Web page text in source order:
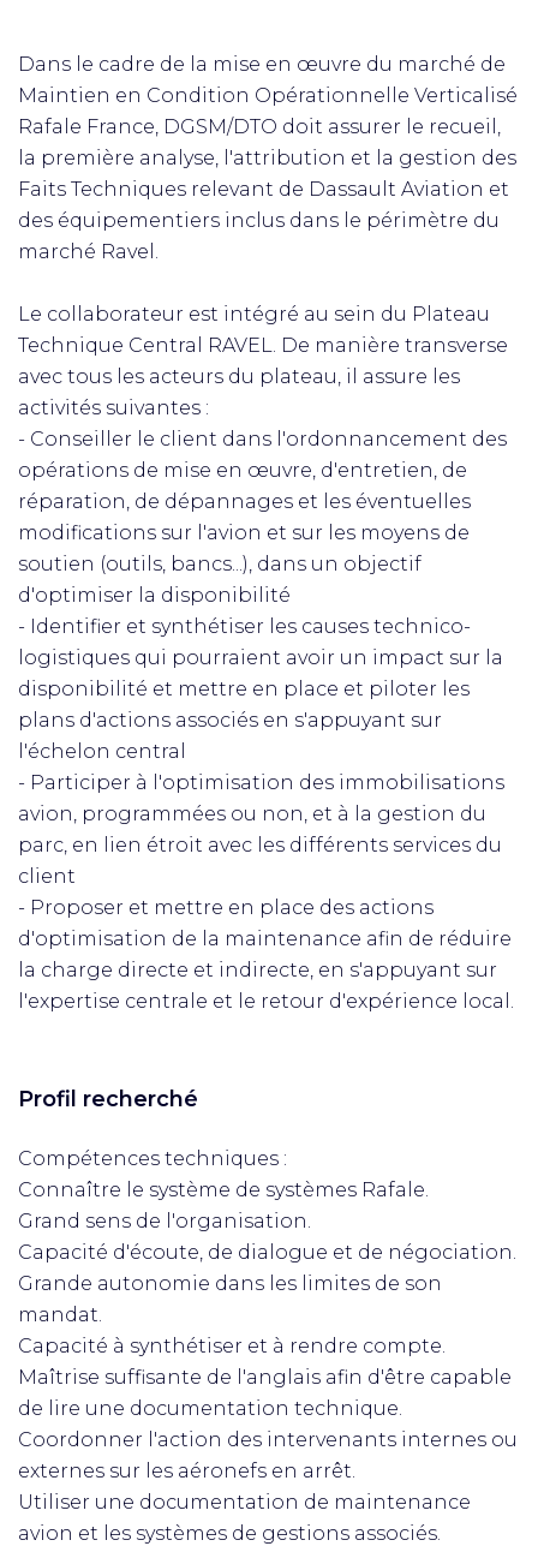
Dans le cadre de la mise en œuvre du marché de
Maintien en Condition Opérationnelle Verticalisé
Rafale France, DGSM/DTO doit assurer le recueil,
la première analyse, l'attribution et la gestion des
Faits Techniques relevant de Dassault Aviation et
des équipementiers inclus dans le périmètre du
marché Ravel.
Le collaborateur est intégré au sein du Plateau
Technique Central RAVEL. De manière transverse
avec tous les acteurs du plateau, il assure les
activités suivantes :
- Conseiller le client dans l'ordonnancement des
opérations de mise en œuvre, d'entretien, de
réparation, de dépannages et les éventuelles
modifications sur l'avion et sur les moyens de
soutien (outils, bancs...), dans un objectif
d'optimiser la disponibilité
- Identifier et synthétiser les causes technico-
logistiques qui pourraient avoir un impact sur la
disponibilité et mettre en place et piloter les
plans d'actions associés en s'appuyant sur
l'échelon central
- Participer à l'optimisation des immobilisations
avion, programmées ou non, et à la gestion du
parc, en lien étroit avec les différents services du
client
- Proposer et mettre en place des actions
d'optimisation de la maintenance afin de réduire
la charge directe et indirecte, en s'appuyant sur
l'expertise centrale et le retour d'expérience local.
Profil recherché
Compétences techniques :
Connaître le système de systèmes Rafale.
Grand sens de l'organisation.
Capacité d'écoute, de dialogue et de négociation.
Grande autonomie dans les limites de son
mandat.
Capacité à synthétiser et à rendre compte.
Maîtrise suffisante de l'anglais afin d'être capable
de lire une documentation technique.
Coordonner l'action des intervenants internes ou
externes sur les aéronefs en arrêt.
Utiliser une documentation de maintenance
avion et les systèmes de gestions associés.